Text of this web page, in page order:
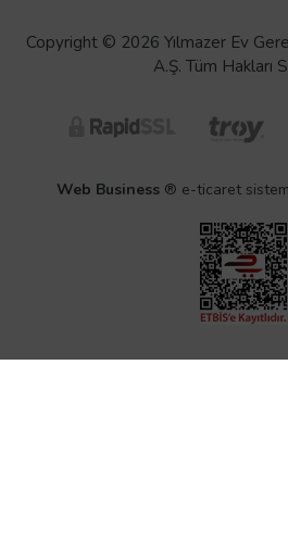
Copyright © 2026 Yılmazer Ev
A.Ş. Tüm Hakları
Web Business® e-ticaret